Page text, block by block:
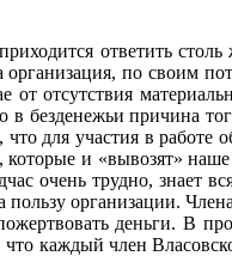
ответить
по своим
от отсутствия
безденежьи причина
для участия в работе
и «вывозят» наше
очень трудно, знает
организации.
деньги. В
каждый член